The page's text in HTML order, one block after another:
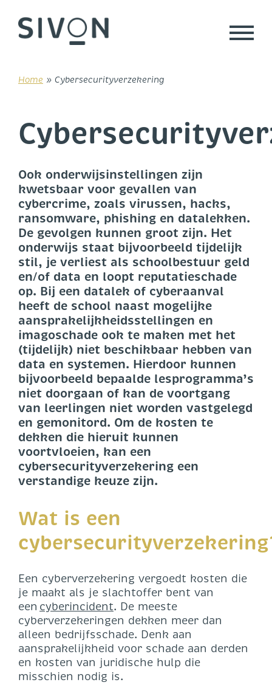
content
Home » Cybersecurityverzekering
Ook onderwijsinstellingen zijn
kwetsbaar voor gevallen van
cybercrime, zoals virussen, hacks,
ransomware, phishing en datalekken.
De gevolgen kunnen groot zijn. Het
onderwijs staat bijvoorbeeld tijdelijk
stil, je verliest als schoolbestuur geld
en/of data en loopt reputatieschade
op. Bij een datalek of cyberaanval
heeft de school naast mogelijke
aansprakelijkheidsstellingen en
imagoschade ook te maken met het
(tijdelijk) niet beschikbaar hebben van
data en systemen. Hierdoor kunnen
bijvoorbeeld bepaalde lesprogramma’s
niet doorgaan of kan de voortgang
van leerlingen niet worden vastgelegd
en gemonitord. Om de kosten te
dekken die hieruit kunnen
voortvloeien, kan een
cybersecurityverzekering een
verstandige keuze zijn.
Wat is een
Een cyberverzekering vergoedt kosten die
je maakt als je slachtoffer bent van
een cyberincident. De meeste
cyberverzekeringen dekken meer dan
alleen bedrijfsschade. Denk aan
aansprakelijkheid voor schade aan derden
en kosten van juridische hulp die
misschien nodig is.